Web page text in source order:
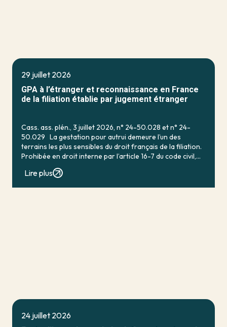
29 juillet 2026
GPA à l’étranger et reconnaissance en France
de la filiation établie par jugement étranger
Cass. ass. plén., 3 juillet 2026, n° 24-50.028 et n° 24-
50.029 La gestation pour autrui demeure l’un des
terrains les plus sensibles du droit français de la filiation.
Prohibée en droit interne par l’article 16-7 du code civil,
Lire plus
24 juillet 2026